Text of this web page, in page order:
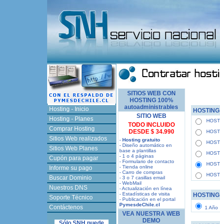
Hosting - Inicio
Hosting - Planes
Comprar Hosting
Sitios Web realizados
Sitios Web Planes
Cupón para pagar
Informe su pago
Buscar Dominio
Nuestros DNS
Soporte Técnico
Contáctenos
SITIOS WEB CON
HOSTING 100%
autoadministrables
SITIO WEB
TODO INCLUIDO
DESDE $ 34.990
- Hosting gratuito
- Diseño automático en
base a plantillas
- 1 o 4 páginas
- Formulario de contacto
- Tienda online
- Carro de compras
- 3 o 7 casillas email
- WebMail
- Actualización en línea
- Estadísticas de visita
- Publicación en el portal
PymesdeChile.cl
VEA NUESTRA WEB
DEMO
1